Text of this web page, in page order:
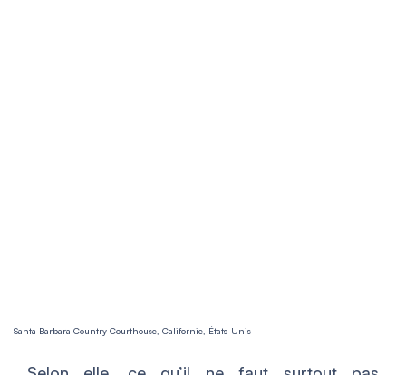
Santa Barbara Country Courthouse, Californie, États-Unis